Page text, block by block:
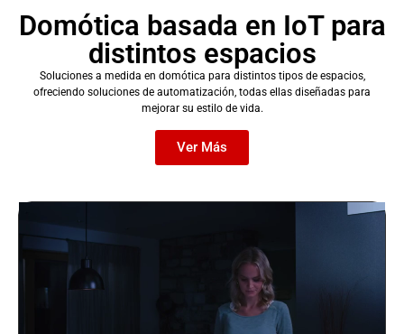
Domótica basada en IoT para
distintos espacios
Soluciones a medida en domótica para distintos tipos de espacios,
ofreciendo soluciones de automatización, todas ellas diseñadas para
mejorar su estilo de vida.
Ver Más